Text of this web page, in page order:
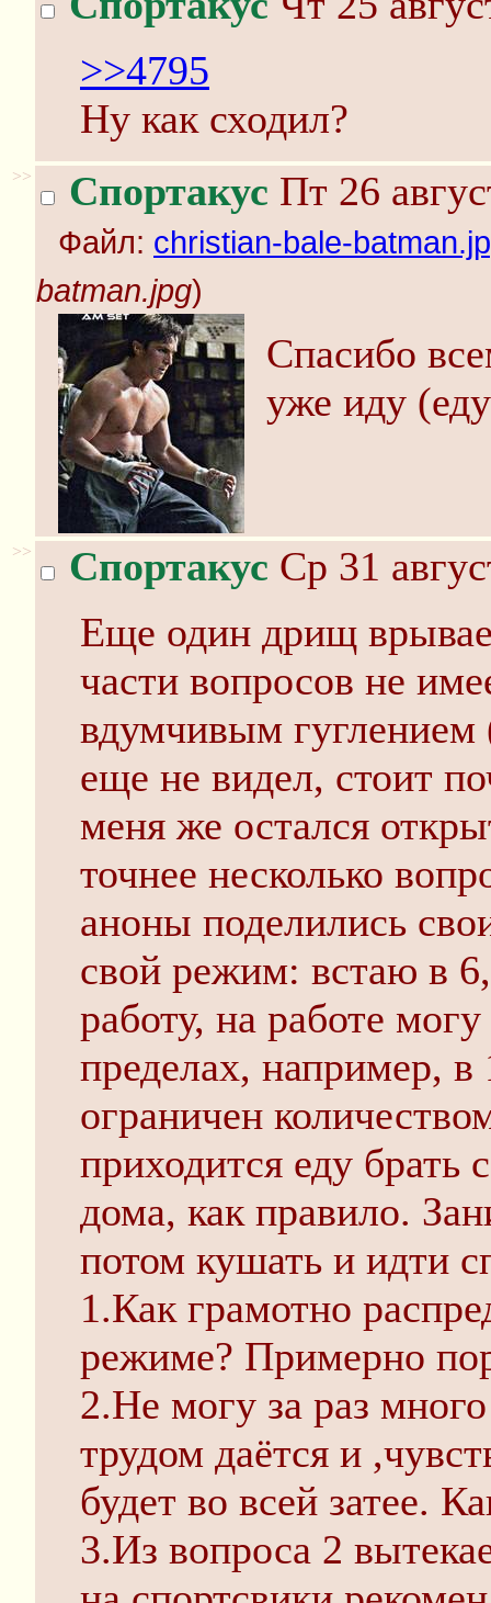
>>4795
Ну как сходил?
>> Спортакус Пт 26
Файл: christian-bale-
batman.jpg)
Спасибо
уже иду
>> Спортакус Ср 31
Еще один дрищ
части вопросов не
вдумчивым
еще не видел, стоит
меня же остался
точнее несколько
аноны поделились
свой режим: встаю в
работу, на работе
пределах, например,
ограничен
приходится еду брать
дома, как правило.
потом кушать и идти
1.Как грамотно
режиме? Примерно
2.Не могу за раз
трудом даётся и
будет во всей затее.
3.Из вопроса 2